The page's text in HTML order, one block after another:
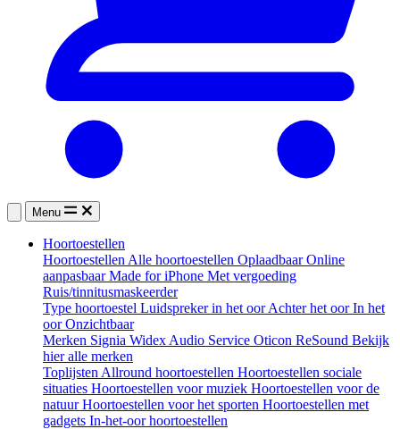
Menu
Hoortoestellen
Hoortoestellen Alle hoortoestellen OplaadbaarOnline
aanpasbaarMade for iPhone Met vergoeding
Ruis/tinnitusmaskeerder
Type hoortoestel Luidspreker in het oorAchter het oorIn het
oorOnzichtbaar
Merken Signia Widex Audio Service Oticon ReSound Bekijk
hier alle merken
Toplijsten Allround hoortoestellen Hoortoestellen sociale
situaties Hoortoestellen voor muziek Hoortoestellen voor de
natuurHoortoestellen voor het sporten Hoortoestellen met
gadgets In-het-oor hoortoestellen